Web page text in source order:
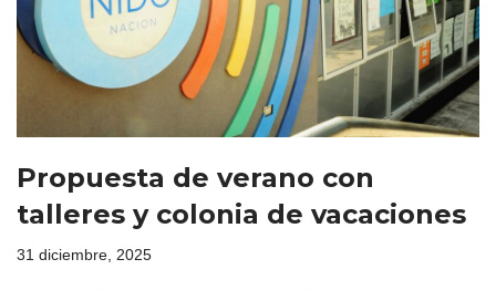
Propuesta de verano con
talleres y colonia de vacaciones
31 diciembre, 2025